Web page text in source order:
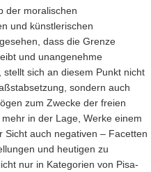
der moralischen
und künstlerischen
dass die Grenze
und unangenehme
sich an diesem Punkt nicht
sondern auch
zum Zwecke der freien
in der Lage, Werke einem
Sicht auch negativen – Facetten
und heutigen zu
nur in Kategorien von Pisa-